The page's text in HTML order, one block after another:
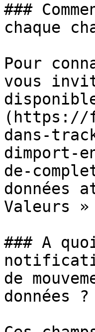
###
chaque
Pour
vous
(https://
dans-
dimport-
de-
données
Valeurs
### A
de
données ?